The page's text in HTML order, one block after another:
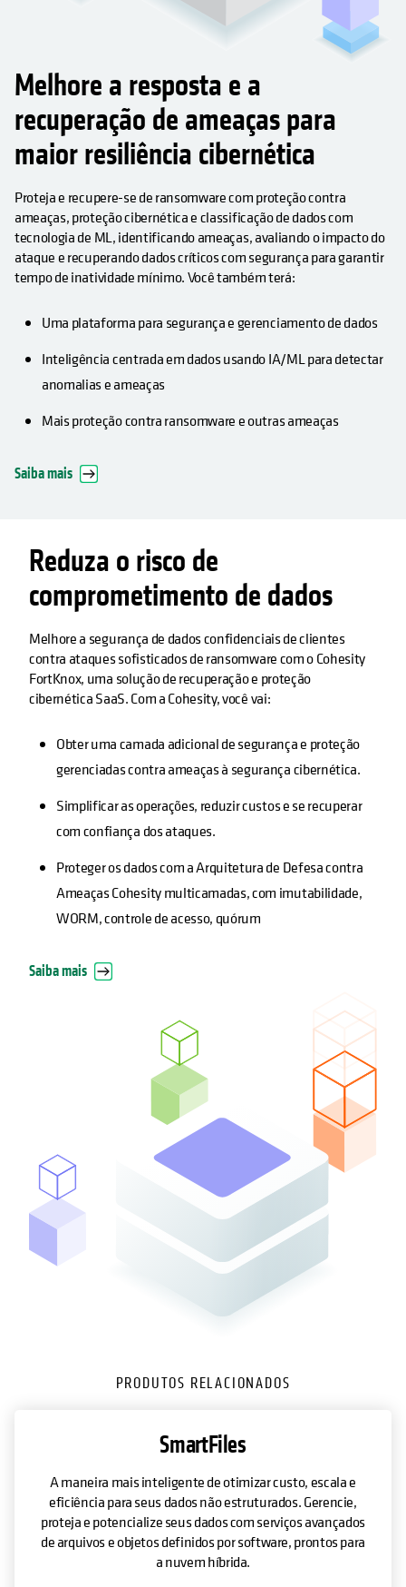
Melhore a resposta e a
recuperação de ameaças para
maior resiliência cibernética
Proteja e recupere-se de ransomware com proteção contra
ameaças, proteção cibernética e classificação de dados com
tecnologia de ML, identificando ameaças, avaliando o impacto do
ataque e recuperando dados críticos com segurança para garantir
tempo de inatividade mínimo. Você também terá:
Uma plataforma para segurança e gerenciamento de dados
Inteligência centrada em dados usando IA/ML para detectar
anomalias e ameaças
Mais proteção contra ransomware e outras ameaças
Saiba mais
Reduza o risco de
comprometimento de dados
Melhore a segurança de dados confidenciais de clientes
contra ataques sofisticados de ransomware com o Cohesity
FortKnox, uma solução de recuperação e proteção
cibernética SaaS. Com a Cohesity, você vai:
Obter uma camada adicional de segurança e proteção
gerenciadas contra ameaças à segurança cibernética.
Simplificar as operações, reduzir custos e se recuperar
com confiança dos ataques.
Proteger os dados com a Arquitetura de Defesa contra
Ameaças Cohesity multicamadas, com imutabilidade,
WORM, controle de acesso, quórum
Saiba mais
PRODUTOS RELACIONADOS
SmartFiles
A maneira mais inteligente de otimizar custo, escala e
eficiência para seus dados não estruturados. Gerencie,
proteja e potencialize seus dados com serviços avançados
de arquivos e objetos definidos por software, prontos para
a nuvem híbrida.